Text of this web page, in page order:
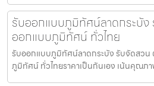
รับออกแบบภูมิทัศน์ลาดกระบั
ออกแบบภูมิทัศน์ ทั่วไทย
รับออกแบบภูมิทัศน์ลาดกระบัง รับจัดสว
ภูมิทัศน์ ทั่วไทยราคาเป็นกันเอง เน้นคุณภ